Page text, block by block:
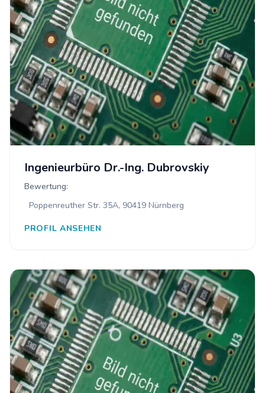
Ingenieurbüro Dr.-Ing. Dubrovskiy
Bewertung:
Poppenreuther Str. 35A, 90419 Nürnberg
PROFIL ANSEHEN